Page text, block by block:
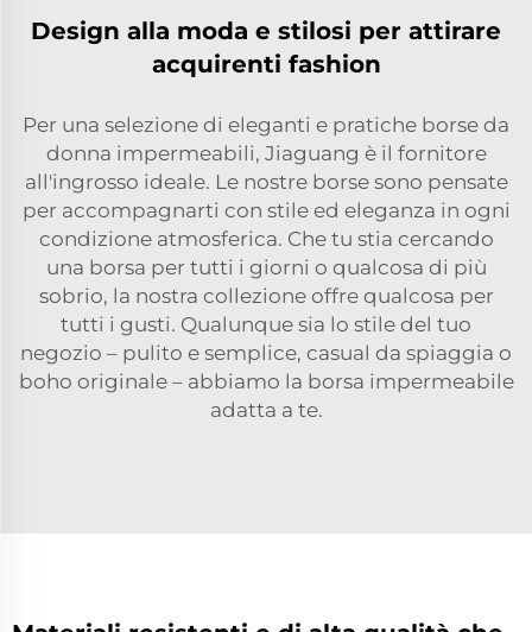
Design alla moda e stilosi per attirare
acquirenti fashion
Per una selezione di eleganti e pratiche borse da
donna impermeabili, Jiaguang è il fornitore
all'ingrosso ideale. Le nostre borse sono pensate
per accompagnarti con stile ed eleganza in ogni
condizione atmosferica. Che tu stia cercando
una borsa per tutti i giorni o qualcosa di più
sobrio, la nostra collezione offre qualcosa per
tutti i gusti. Qualunque sia lo stile del tuo
negozio – pulito e semplice, casual da spiaggia o
boho originale – abbiamo la borsa impermeabile
adatta a te.